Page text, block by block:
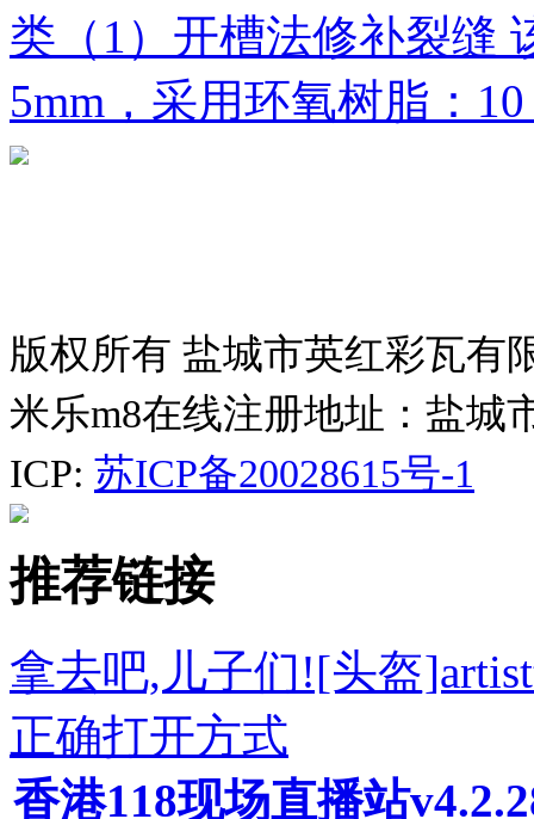
类（1）开槽法修补裂缝
5mm，采用环氧树脂：
版权所有 盐城市英红彩瓦有
米乐m8在线注册地址：盐城
ICP: 苏ICP备20028615号-1
推荐链接
拿去吧,儿子们![头盔
正确打开方式
香港118现场直播站